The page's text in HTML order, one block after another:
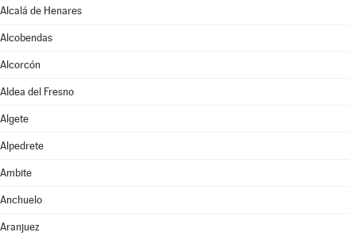
Alcalá de Henares
Alcobendas
Alcorcón
Aldea del Fresno
Algete
Alpedrete
Ambite
Anchuelo
Aranjuez